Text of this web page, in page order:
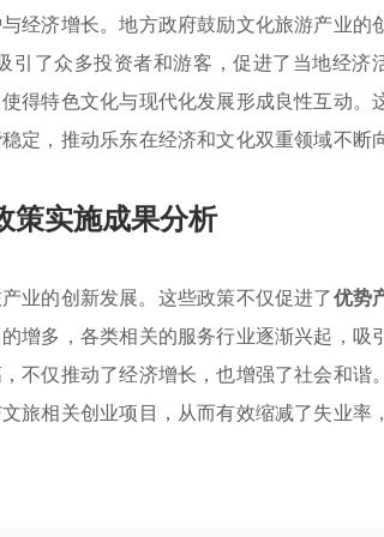
经济增长。地方政府鼓励文化旅游产业的
引了众多投资者和游客，促进了当地经济
得特色文化与现代化发展形成良性互动。
定，推动乐东在经济和文化双重领域不断
策实施成果分析
业的创新发展。这些政策不仅促进了优势
增多，各类相关的服务行业逐渐兴起，吸
不仅推动了经济增长，也增强了社会和谐。
旅相关创业项目，从而有效缩减了失业率，